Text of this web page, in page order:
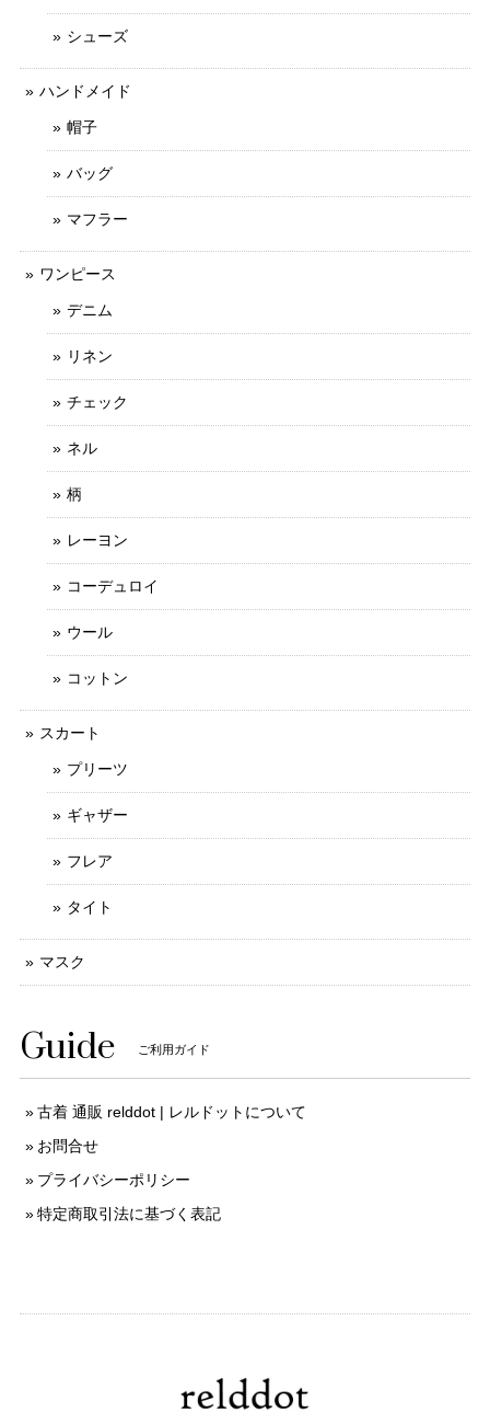
シューズ
ハンドメイド
帽子
バッグ
マフラー
ワンピース
デニム
リネン
チェック
ネル
柄
レーヨン
コーデュロイ
ウール
コットン
スカート
プリーツ
ギャザー
フレア
タイト
マスク
Guide ご利用ガイド
古着 通販 relddot | レルドットについて
お問合せ
プライバシーポリシー
特定商取引法に基づく表記